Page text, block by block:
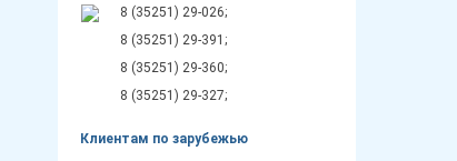
8 (35251) 29-026;
8 (35251) 29-391;
8 (35251) 29-360;
8 (35251) 29-327;
Клиентам по зарубежью